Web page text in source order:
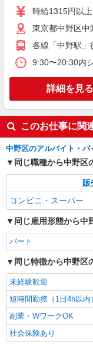
ライフ中野坂上店（店
キープ
パート
ライフ東中野店（店舗
レ
キープ
アルバイト
ライフ東中野店（店舗
り
キープ
アルバイト
ライフ中野坂上店（店
時給1315円以
東京都中野区
各線「中野駅」
9:30〜20:30内
詳細を見る
このお仕事に関
中野区のアルバイト・
同じ職種から中野区
コンビニ・スーパー
同じ雇用形態から中
パート
同じ特徴から中野区
未経験歓迎
短時間勤務（1日4h以内
副業・WワークOK
社会保険あり